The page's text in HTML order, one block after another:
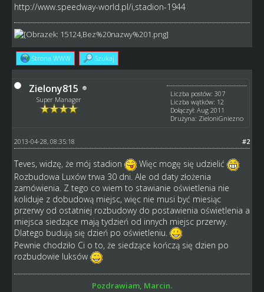
http://www.speedway-world.pl/i,stadion-1944
Strona WWW Szukaj
Zielony815
Super Manager
Liczba postów: 307
Liczba wątków: 12
Dołączył: Aug 2011
Drużyna: ZieloniGniezno
#2
2013-04-28, 08:35:18
Teves, widzę, że mój stadion
Więc mogę się udzielić
Rozbudowa Luxów trwa 30 dni. Ale od daty złożenia
zamówienia. Z tego co wiem to stawianie oświetlenia nie
koliduje z dobudową miejsc, więc nie musi być miesiąc
przerwy od ostatniej rozbudowy do postawienia oświetlenia a
miejsca siedzące mają tydzień od innych miejsc przerwy.
Dlatego budują się dzień po oświetleniu.
Pewnie chodziło Ci o to, że siedzące kończą się dzien po
rozbudowie luksów
Pozdrawiam, Marcin.